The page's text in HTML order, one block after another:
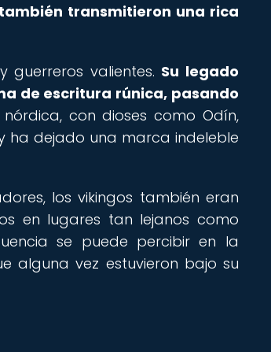
transmitieron una rica
guerreros valientes. Su legado
de escritura rúnica, pasando
con dioses como Odín,
ha dejado una marca indeleble
los vikingos también eran
en lugares tan lejanos como
se puede percibir en la
alguna vez estuvieron bajo su